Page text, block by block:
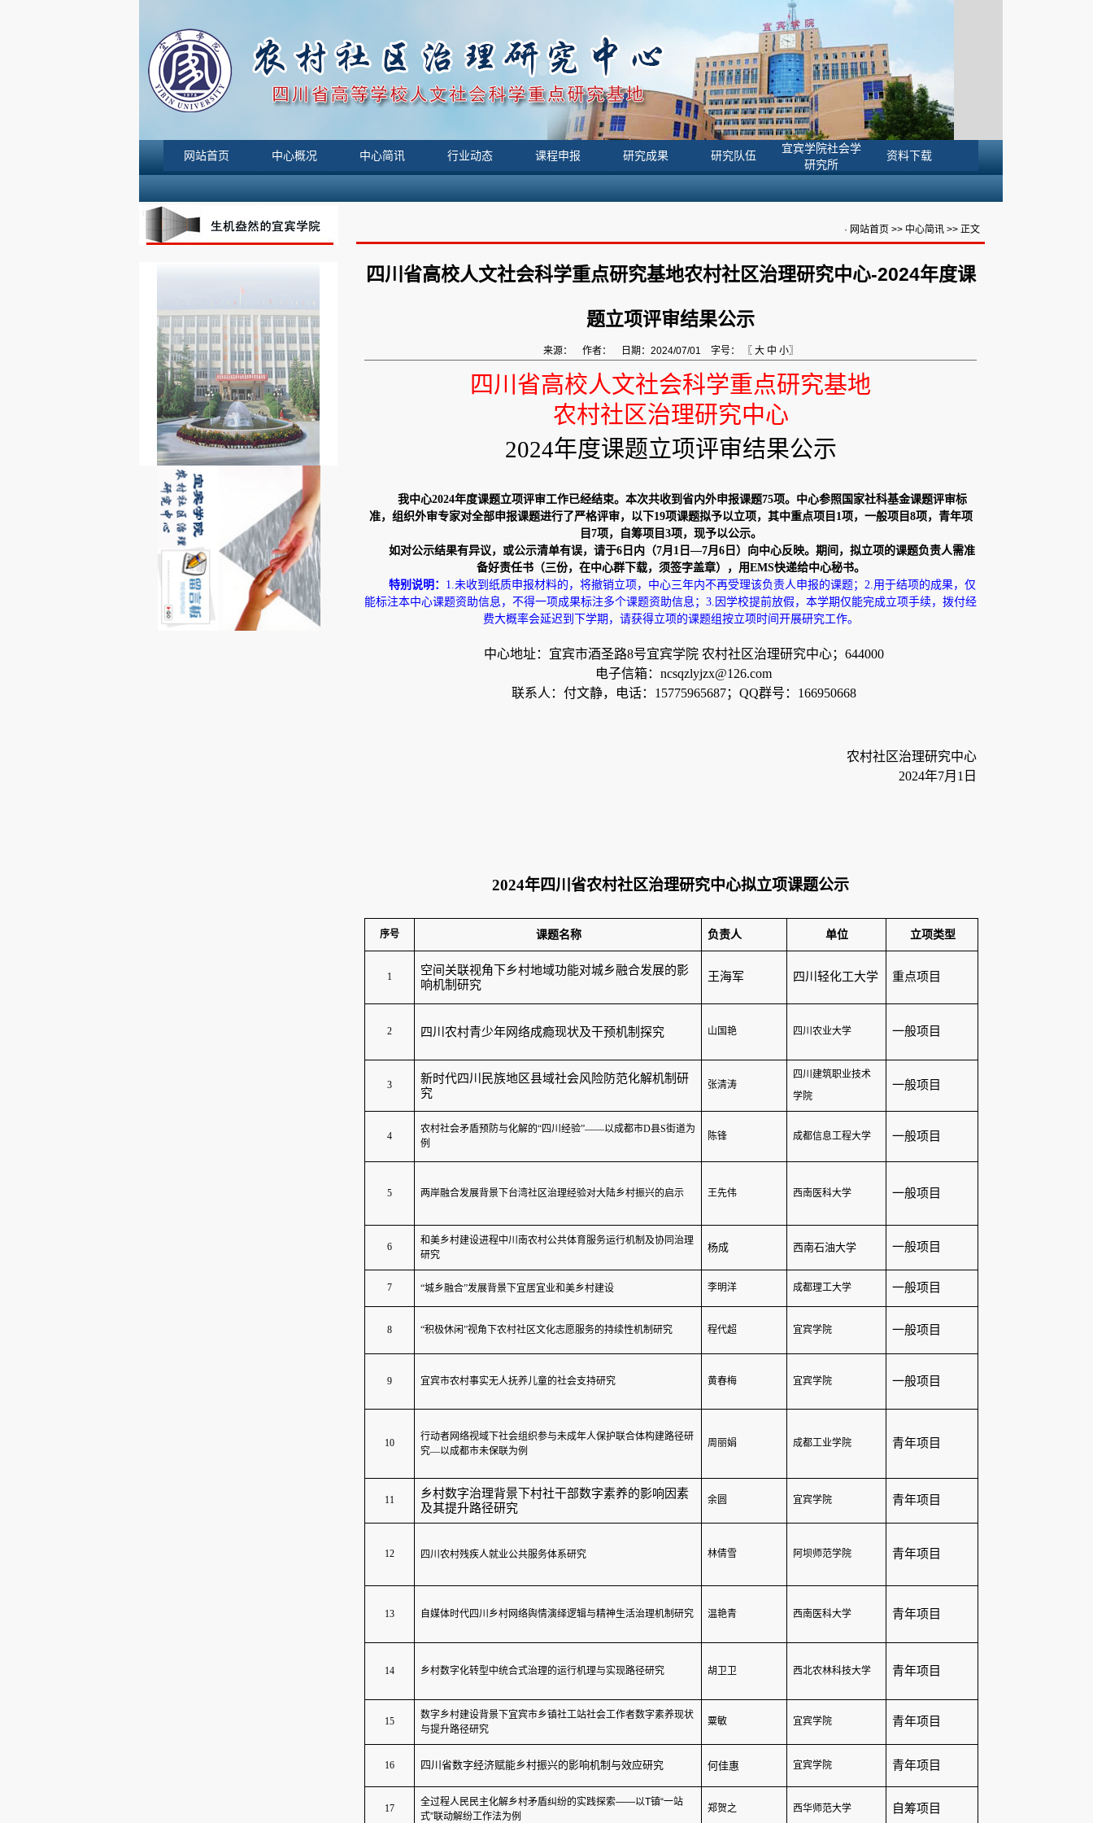
网站首页 中心概况 中心简讯 行业动态 课程申报 研究成果 研究队伍
宜宾学院社会学
研究所
资料下载
· 网站首页 >> 中心简讯 >> 正文
四川省高校人文社会科学重点研究基地农村社区治理研究中心-2024年度课
题立项评审结果公示
来源： 作者： 日期：2024/07/01 字号： 〖 大 中 小〗
四川省高校人文社会科学重点研究基地
农村社区治理研究中心
2024年度课题立项评审结果公示
我中心2024年度课题立项评审工作已经结束。本次共收到省内外申报课题75项。中心参照国家社科基金课题评审标
准，组织外审专家对全部申报课题进行了严格评审，以下19项课题拟予以立项，其中重点项目 1项，一般项目 8项，青年项
目 7项，自筹项目 3项，现予以公示。
如对公示结果有异议，或公示清单有误，请于6 日内（7月 1 日 —7月 6 日）向中心反映。期间，拟立项的课题负责人需准
备好责任书（三份，在中心群下载，须签字盖章），用EMS快递给中心秘书。
特别说明： 1.未收到纸质申报材料的，将撤销立项，中心三年内不再受理该负责人申报的课题； 2.用于结项的成果，仅
能标注本中心课题资助信息，不得一项成果标注多个课题资助信息； 3. 因学校提前放假，本学期仅能完成立项手续，拨付经
费大概率会延迟到下学期，请获得立项的课题组按立项时间开展研究工作。
中心地址：宜宾市酒圣路8号宜宾学院 农村社区治理研究中心； 644000
电子信箱： ncsqzlyjzx@126.com
联系人：付文静，电话： 15775965687； QQ群号： 166950668
农村社区治理研究中心
2024年7月 1 日
2024年四川省农村社区治理研究中心拟立项课题公示
序号 课题名称 负责人 单位 立项类型
1
空间关联视角下乡村地域功能对城乡融合发展的影
响机制研究
王海军 四川轻化工大学 重点项目
2 四川农村青少年网络成瘾现状及干预机制探究 山国艳 四川农业大学 一般项目
3
新时代四川民族地区县域社会风险防范化解机制研
究
张清涛
四川建筑职业技术
学院
一般项目
4
农村社会矛盾预防与化解的“四川经验”——以成都市D县S街道为
例
陈锋 成都信息工程大学 一般项目
5 两岸融合发展背景下台湾社区治理经验对大陆乡村振兴的启示 王先伟 西南医科大学 一般项目
6
和美乡村建设进程中川南农村公共体育服务运行机制及协同治理
研究
杨成 西南石油大学 一般项目
7 “城乡融合”发展背景下宜居宜业和美乡村建设 李明洋 成都理工大学 一般项目
8 “积极休闲”视角下农村社区文化志愿服务的持续性机制研究 程代超 宜宾学院 一般项目
9 宜宾市农村事实无人抚养儿童的社会支持研究 黄春梅 宜宾学院 一般项目
10
行动者网络视域下社会组织参与未成年人保护联合体构建路径研
究—以成都市未保联为例
周丽娟 成都工业学院 青年项目
11
乡村数字治理背景下村社干部数字素养的影响因素
及其提升路径研究
余圆 宜宾学院 青年项目
12 四川农村残疾人就业公共服务体系研究 林倩雪 阿坝师范学院 青年项目
13 自媒体时代四川乡村网络舆情演绎逻辑与精神生活治理机制研究 温艳青 西南医科大学 青年项目
14 乡村数字化转型中统合式治理的运行机理与实现路径研究 胡卫卫 西北农林科技大学 青年项目
15
数字乡村建设背景下宜宾市乡镇社工站社会工作者数字素养现状
与提升路径研究
粟敏 宜宾学院 青年项目
16 四川省数字经济赋能乡村振兴的影响机制与效应研究 何佳惠 宜宾学院 青年项目
17
全过程人民民主化解乡村矛盾纠纷的实践探索——以T镇“一站
式”联动解纷工作法为例
郑贺之 西华师范大学 自筹项目